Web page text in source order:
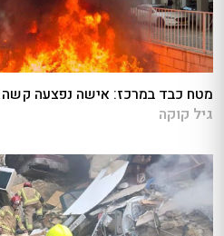
מטח כבד במרכז: אישה נפצעה קשה
גיל קוקה